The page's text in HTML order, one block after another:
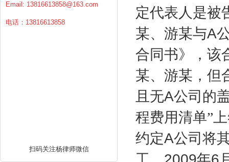
Email: 13816613858@163.com
电话：13816613858
扫码关注杨律师微信
定代表人是被
某、游某与A
合同书》，该
某、游某，但
且无A公司的
程费用清单”
约定A公司将